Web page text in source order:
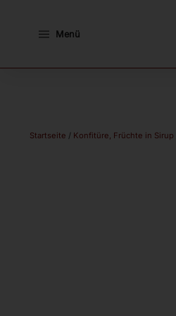
Menü
Startseite / Konfitüre, Früchte in Sirup